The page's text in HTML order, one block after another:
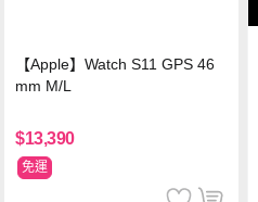
【Apple】Watch S11 GPS 46
mm M/L
$13,390
免運